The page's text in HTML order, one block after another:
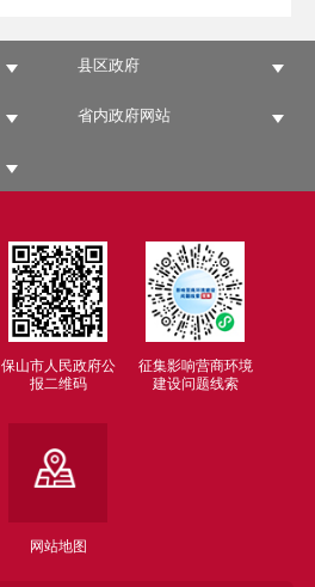
县区政府
省内政府网站
保山市人民政府公
报二维码
征集影响营商环境
建设问题线索
网站地图